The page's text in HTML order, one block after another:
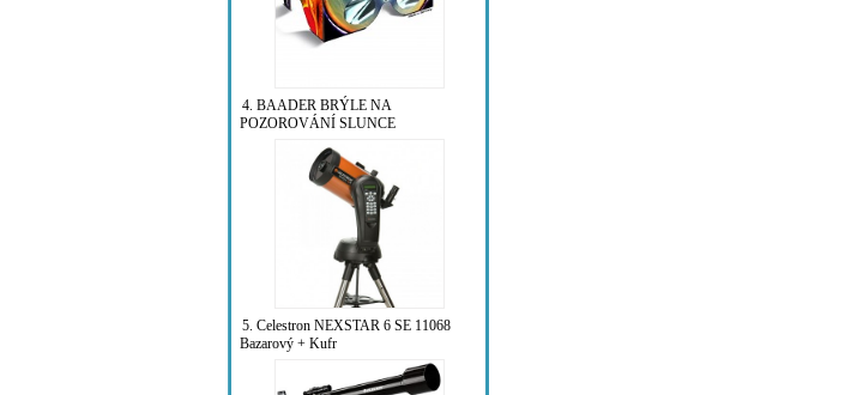
4. BAADER BRÝLE NA
POZOROVÁNÍ SLUNCE
5. Celestron NEXSTAR 6 SE 11068
Bazarový + Kufr